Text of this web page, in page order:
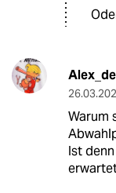
Warum
Ist